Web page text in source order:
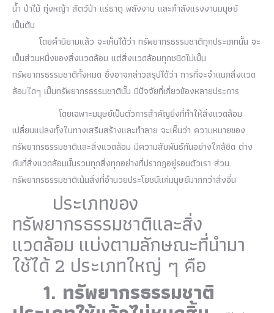
น้ำ ป่าไม้ ทุ่งหญ้า สัตว์ป่า แร่ธาตุ พลังงาน และกำลังแรงงานมนุษย์
เป็นต้น
โดยคำนิยามแล้ว จะเห็นได้ว่า ทรัพยากรธรรมชาติทุกประเภทนั้น จะ
เป็นส่วนหนึ่งของสิ่งแวดล้อม แต่สิ่งแวดล้อมทุกชนิดไม่เป็น
ทรัพยากรธรรมชาติทั้งหมด ซึ่งอาจกล่าวสรุปได้ว่า การที่จะจำแนกสิ่งแวด
ล้อมใดๆ เป็นทรัพยากรธรรมชาตินั้น มีปัจจัยที่เกี่ยวข้องหลายประการ
โดยเฉพาะมนุษย์เป็นตัวการสำคัญยิ่งที่ทำให้สิ่งแวดล้อม
เปลี่ยนแปลงทั้งในทางเสริมสร้างและทำลาย จะเห็นว่า ความหมายของ
ทรัพยากรธรรมชาติและสิ่งแวดล้อม มีความสัมพันธ์กันอย่างใกล้ชิด ต่าง
กันที่สิ่งแวดล้อมนั้นรวมทุกสิ่งทุกอย่างที่ปรากฎอยู่รอบตัวเรา ส่วน
ทรัพยากรธรรมชาติเน้นสิ่งที่อำนวยประโยชน์แก่มนุษย์มากกว่าสิ่งอื่น
ประเภทของ
ทรัพยากรธรรมชาติและสิ่ง
แวดล้อม แบ่งตามลักษณะที่นำมา
ใช้ได้2 ประเภทใหญ่ ๆ คือ
1. ทรัพยากรธรรมชาติ